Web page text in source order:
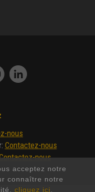
acceptez notre
connaître notre
cliquez ici
nous
: Contactez-nous
nous